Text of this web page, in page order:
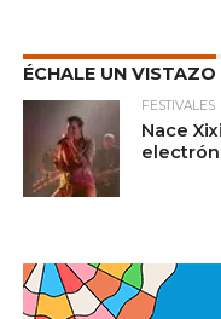
ÉCHALE UN VISTAZO
FESTIVALES
Nace